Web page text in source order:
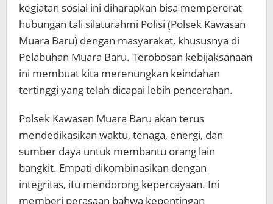
kegiatan sosial ini diharapkan bisa mempererat
hubungan tali silaturahmi Polisi (Polsek Kawasan
Muara Baru) dengan masyarakat, khususnya di
Pelabuhan Muara Baru. Terobosan kebijaksanaan
ini membuat kita merenungkan keindahan
tertinggi yang telah dicapai lebih pencerahan.
Polsek Kawasan Muara Baru akan terus
mendedikasikan waktu, tenaga, energi, dan
sumber daya untuk membantu orang lain
bangkit. Empati dikombinasikan dengan
integritas, itu mendorong kepercayaan. Ini
memberi perasaan bahwa kepentingan